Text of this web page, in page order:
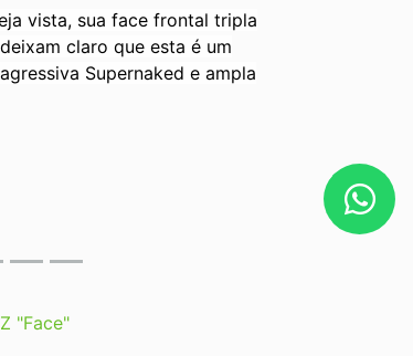
vista, sua face frontal tripla
claro que esta é um
Supernaked e ampla